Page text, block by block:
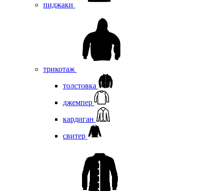
пиджаки
трикотаж
толстовка
джемпер
кардиган
свитер